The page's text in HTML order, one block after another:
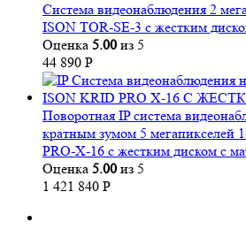
Система видеонаблюдения 2
ISON TOR-SE-3 с жестким
Оценка 5.00 из 5
44 890 Р
Поворотная IP система
кратным зумом 5 мегапикселей
PRO-X-16 с жестким диском с
Оценка 5.00 из 5
1 421 840 Р